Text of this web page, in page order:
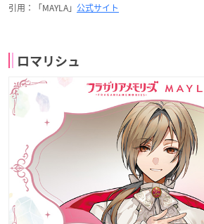
引用：「MAYLA」 公式サイト
ロマリシュ